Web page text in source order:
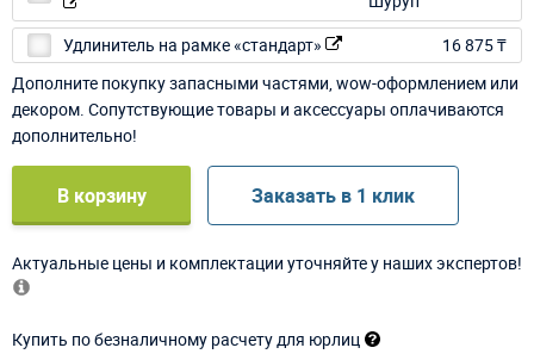
Удлинитель на рамке «стандарт»
16 875 ₸
Дополните покупку запасными частями, wow-оформлением или
декором. Сопутствующие товары и аксессуары оплачиваются
дополнительно!
В корзину Заказать в 1 клик
Актуальные цены и комплектации уточняйте у наших экспертов!
Купить по безналичному расчету для юрлиц